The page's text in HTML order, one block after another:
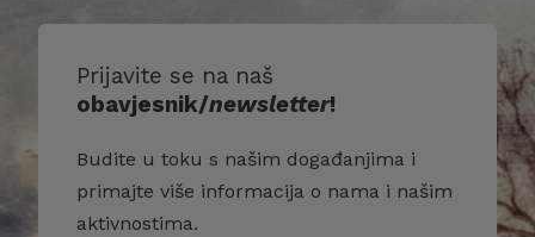
Prijavite se na naš
obavjesnik/newsletter!
Budite u toku s našim događanjima i
primajte više informacija o nama i našim
aktivnostima.